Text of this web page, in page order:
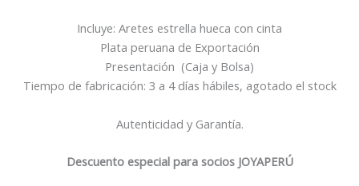
Incluye: Aretes estrella hueca con cinta
Plata peruana de Exportación
Presentación (Caja y Bolsa)
Tiempo de fabricación: 3 a 4 días hábiles, agotado el stock
Autenticidad y Garantía.
Descuento especial para socios JOYAPERÚ